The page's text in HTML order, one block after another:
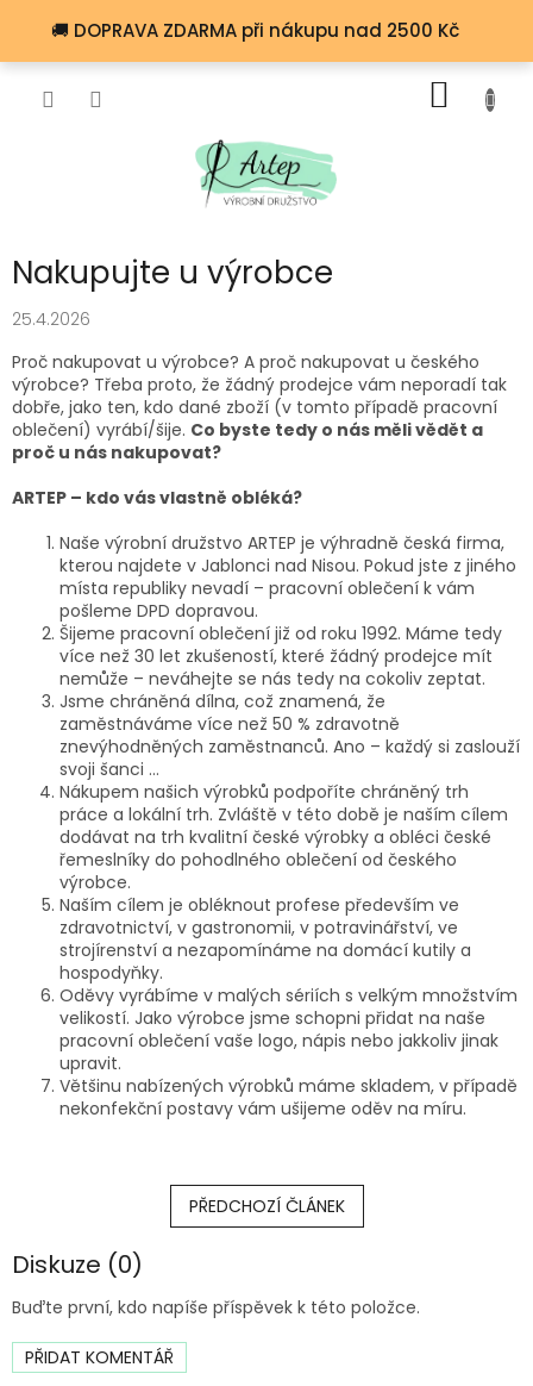
🚚 DOPRAVA ZDARMA při nákupu nad 2500 Kč
KOŠÍK
Nakupujte u výrobce
25.4.2026
Proč nakupovat u výrobce? A proč nakupovat u českého
výrobce? Třeba proto, že žádný prodejce vám neporadí tak
dobře, jako ten, kdo dané zboží (v tomto případě pracovní
oblečení) vyrábí/šije. Co byste tedy o nás měli vědět a
proč u nás nakupovat?
ARTEP – kdo vás vlastně obléká?
Naše výrobní družstvo ARTEP je výhradně česká firma,
kterou najdete v Jablonci nad Nisou. Pokud jste z jiného
místa republiky nevadí – pracovní oblečení k vám
pošleme DPD dopravou.
Šijeme pracovní oblečení již od roku 1992. Máme tedy
více než 30 let zkušeností, které žádný prodejce mít
nemůže – neváhejte se nás tedy na cokoliv zeptat.
Jsme chráněná dílna, což znamená, že
zaměstnáváme více než 50 % zdravotně
znevýhodněných zaměstnanců. Ano – každý si zaslouží
svoji šanci …
Nákupem našich výrobků podpoříte chráněný trh
práce a lokální trh. Zvláště v této době je naším cílem
dodávat na trh kvalitní české výrobky a obléci české
řemeslníky do pohodlného oblečení od českého
výrobce.
Naším cílem je obléknout profese především ve
zdravotnictví, v gastronomii, v potravinářství, ve
strojírenství a nezapomínáme na domácí kutily a
hospodyňky.
Oděvy vyrábíme v malých sériích s velkým množstvím
velikostí. Jako výrobce jsme schopni přidat na naše
pracovní oblečení vaše logo, nápis nebo jakkoliv jinak
upravit.
Většinu nabízených výrobků máme skladem, v případě
nekonfekční postavy vám ušijeme oděv na míru.
PŘEDCHOZÍ ČLÁNEK
Diskuze (0)
Buďte první, kdo napíše příspěvek k této položce.
PŘIDAT KOMENTÁŘ